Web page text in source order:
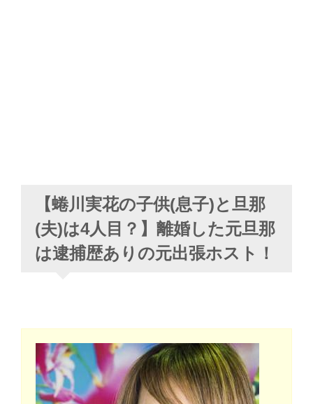
【蜷川実花の子供(息子)と旦那
(夫)は4人目？】離婚した元旦那
は逮捕歴ありの元出張ホスト！